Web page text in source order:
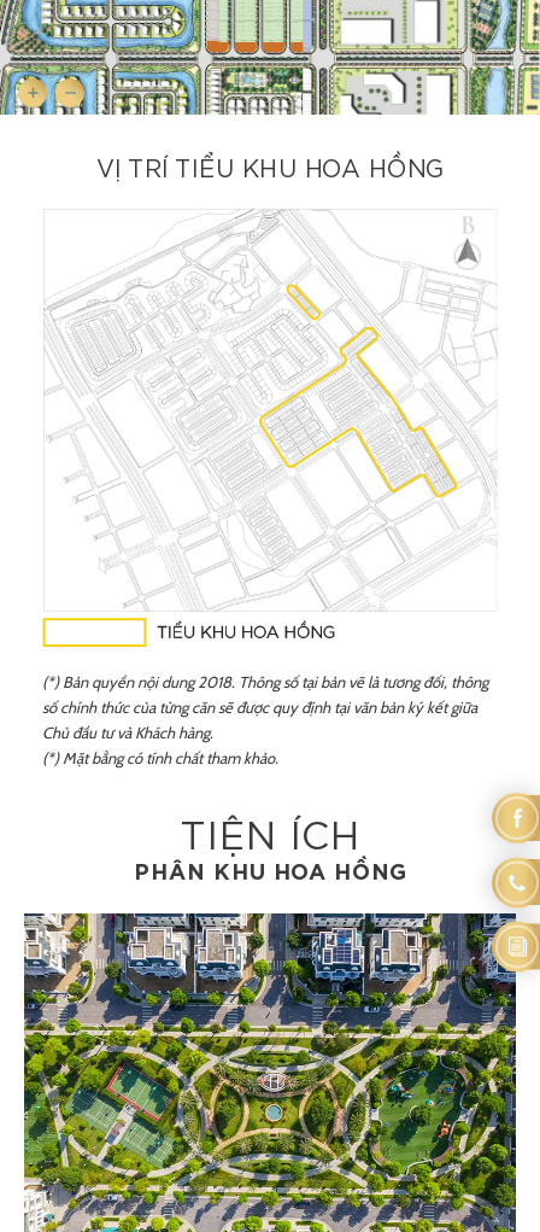
VỊ TRÍ TIỂU KHU HOA HỒNG
(*) Bản quyền nội dung 2018. Thông số tại bản vẽ là tương đối, thông
số chính thức của từng căn sẽ được quy định tại văn bản ký kết giữa
Chủ đầu tư và Khách hàng.
(*) Mặt bằng có tính chất tham khảo.
TIỆN ÍCH
PHÂN KHU HOA HỒNG